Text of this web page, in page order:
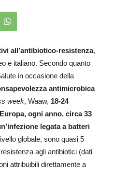
all’antibiotico-resistenza,
e italiano. Secondo quanto
in occasione della
antimicrobica
week, Waaw, 18-24
ogni anno, circa 33
legata a batteri
globale, sono quasi 5
agli antibiotici (dati
attribuibili direttamente a